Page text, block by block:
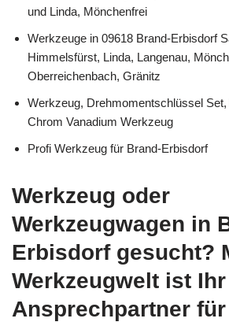
und Linda, Mönchenfrei
Werkzeuge in 09618 Brand-Erbisdorf
Himmelsfürst, Linda, Langenau,
Oberreichenbach, Gränitz
Werkzeug, Drehmomentschlüssel
Chrom Vanadium Werkzeug
Profi Werkzeug für Brand-Erbisdorf
Werkzeug oder
Werkzeugwagen in
Erbisdorf gesucht?
Werkzeugwelt ist Ihr
Ansprechpartner für